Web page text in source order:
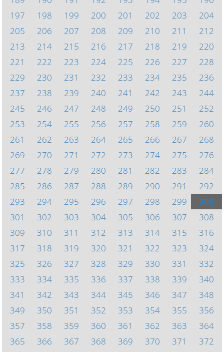
197
198 199 200 201 202 203
204
205
206 207 208 209 210 211
212
213
214 215 216 217 218 219
220
221
222 223 224 225 226 227
228
229
230 231 232 233 234 235
236
237
238 239 240 241 242 243
244
245
246 247 248 249 250 251
252
253
254 255 256 257 258 259
260
261
262 263 264 265 266 267
268
269
270 271 272 273 274 275
276
277
278 279 280 281 282 283
284
285
286 287 288 289 290 291
292
293
294 295 296 297 298 299
300
301
302 303 304 305 306 307
308
309
310 311 312 313 314 315
316
317
318 319 320 321 322 323
324
325
326 327 328 329 330 331
332
333
334 335 336 337 338 339
340
341
342 343 344 345 346 347
348
349
350 351 352 353 354 355
356
357
358 359 360 361 362 363
364
365
366 367 368 369 370 371
372